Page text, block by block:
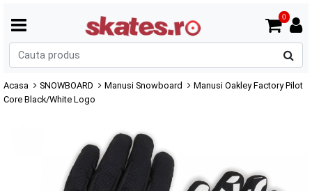
0
Acasa SNOWBOARD Manusi Snowboard
Manusi Oakley Factory Pilot
Core Black/White Logo